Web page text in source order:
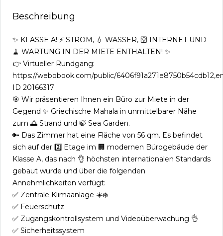
Beschreibung
✨ KLASSE A! ⚡ STROM, 💧 WASSER, 🛜 INTERNET UND
🧹 WARTUNG IN DER MIETE ENTHALTEN! ✨
👉 Virtueller Rundgang:
https://webobook.com/public/
ID 20166317
🎯 Wir präsentieren Ihnen ein Büro zur Miete in der
Gegend ✨ Griechische Mahala in unmittelbarer Nähe
zum 🌅 Strand und 🍃 Sea Garden.
🔑 Das Zimmer hat eine Fläche von 56 qm. Es befindet
sich auf der 2️⃣ Etage im 🏢 modernen Bürogebäude der
Klasse A, das nach 👌 höchsten internationalen Standards
gebaut wurde und über die folgenden
Annehmlichkeiten verfügt:
✅ Zentrale Klimaanlage ☀️❄️
✅ Feuerschutz
✅ Zugangskontrollsystem und Videoüberwachung 👌
✅ Sicherheitssystem